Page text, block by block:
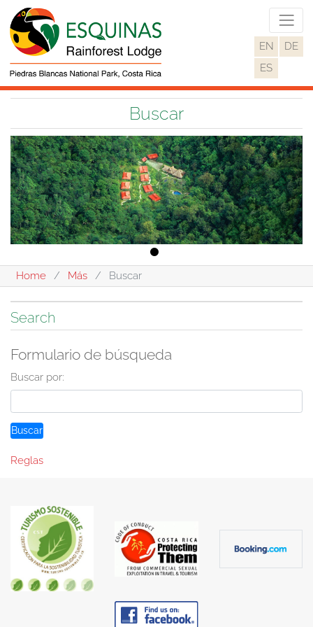
EN
DE
ES
Buscar
Home Más Buscar
Search
Formulario de búsqueda
Buscar por:
Reglas